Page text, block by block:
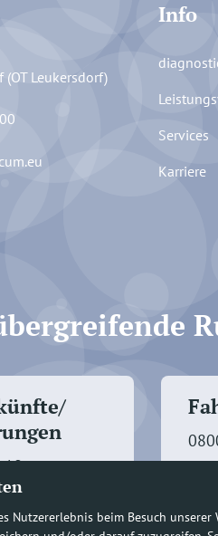
Nutzererlebnis beim Besuch
Leukersdorf)
Info
Services
Karriere
10